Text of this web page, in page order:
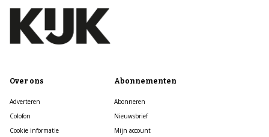
Over ons
Adverteren
Colofon
Cookie informatie
Abonnementen
Abonneren
Nieuwsbrief
Mijn account